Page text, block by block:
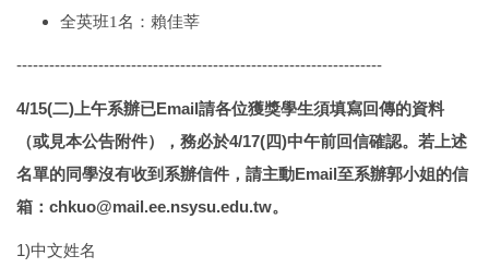
全英班1名：賴佳莘
-------------------------------------------------------------------
4/15(二)上午系辦已Email請各位獲獎學生須填寫回傳的資料
（或見本公告附件），務必於4/17(四)中午前回信確認。若上述
名單的同學沒有收到系辦信件，請主動Email至系辦郭小姐的信
箱：chkuo@mail.ee.nsysu.edu.tw。
1)中文姓名